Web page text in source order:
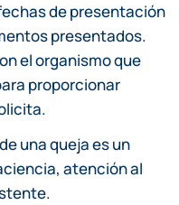
de presentación
presentados.
el organismo que
proporcionar
una queja es un
atención al